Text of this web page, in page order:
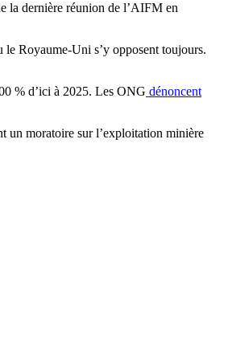
la dernière réunion de l’AIFM en
le Royaume-Uni s’y opposent toujours.
% d’ici à 2025. Les ONG dénoncent
un moratoire sur l’exploitation minière